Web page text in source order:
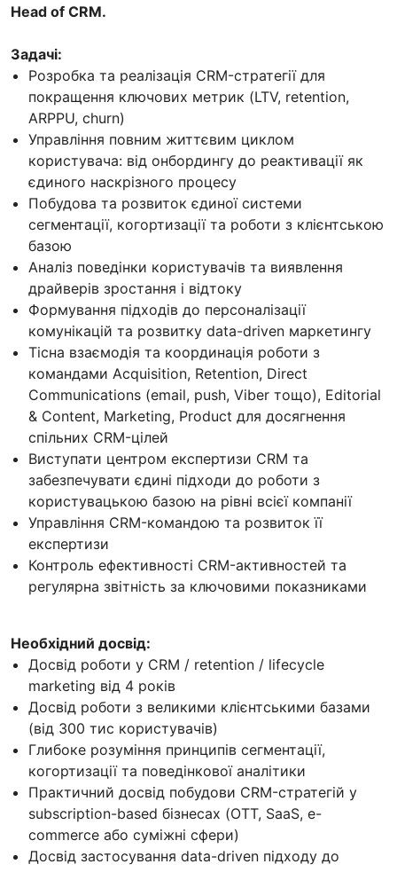
Head of CRM.
Задачі:
Розробка та реалізація CRM-стратегії для
покращення ключових метрик (LTV, retention,
ARPPU, churn)
Управління повним життєвим циклом
користувача: від онбордингу до реактивації як
єдиного наскрізного процесу
Побудова та розвиток єдиної системи
сегментації, когортизації та роботи з клієнтською
базою
Аналіз поведінки користувачів та виявлення
драйверів зростання і відтоку
Формування підходів до персоналізації
комунікацій та розвитку data-driven маркетингу
Тісна взаємодія та координація роботи з
командами Acquisition, Retention, Direct
Communications (email, push, Viber тощо), Editorial
& Content, Marketing, Product для досягнення
спільних CRM-цілей
Виступати центром експертизи CRM та
забезпечувати єдині підходи до роботи з
користувацькою базою на рівні всієї компанії
Управління CRM-командою та розвиток її
експертизи
Контроль ефективності CRM-активностей та
регулярна звітність за ключовими показниками
Необхідний досвід:
Досвід роботи у CRM / retention / lifecycle
marketing від 4 років
Досвід роботи з великими клієнтськими базами
(від 300 тис користувачів)
Глибоке розуміння принципів сегментації,
когортизації та поведінкової аналітики
Практичний досвід побудови CRM-стратегій у
subscription-based бізнесах (OTT, SaaS, e-
commerce або суміжні сфери)
Досвід застосування data-driven підходу до